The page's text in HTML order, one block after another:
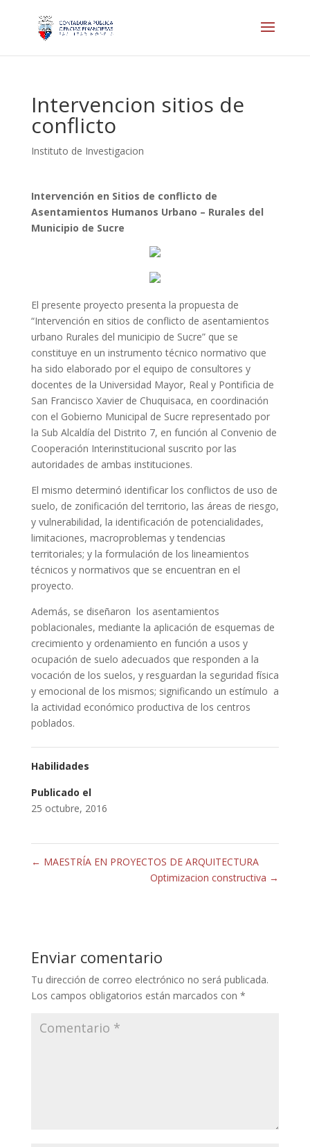
Intervencion sitios de
conflicto
Instituto de Investigacion
Intervención en Sitios de conflicto de
Asentamientos Humanos Urbano – Rurales del
Municipio de Sucre
El presente proyecto presenta la propuesta de
“Intervención en sitios de conflicto de asentamientos
urbano Rurales del municipio de Sucre” que se
constituye en un instrumento técnico normativo que
ha sido elaborado por el equipo de consultores y
docentes de la Universidad Mayor, Real y Pontificia de
San Francisco Xavier de Chuquisaca, en coordinación
con el Gobierno Municipal de Sucre representado por
la Sub Alcaldía del Distrito 7, en función al Convenio de
Cooperación Interinstitucional suscrito por las
autoridades de ambas instituciones.
El mismo determinó identificar los conflictos de uso de
suelo, de zonificación del territorio, las áreas de riesgo,
y vulnerabilidad, la identificación de potencialidades,
limitaciones, macroproblemas y tendencias
territoriales; y la formulación de los lineamientos
técnicos y normativos que se encuentran en el
proyecto.
Además, se diseñaron los asentamientos
poblacionales, mediante la aplicación de esquemas de
crecimiento y ordenamiento en función a usos y
ocupación de suelo adecuados que responden a la
vocación de los suelos, y resguardan la seguridad física
y emocional de los mismos; significando un estímulo a
la actividad económico productiva de los centros
poblados.
Habilidades
Publicado el
25 octubre, 2016
← MAESTRÍA EN PROYECTOS DE ARQUITECTURA
Optimizacion constructiva →
Enviar comentario
Tu dirección de correo electrónico no será publicada.
Los campos obligatorios están marcados con *